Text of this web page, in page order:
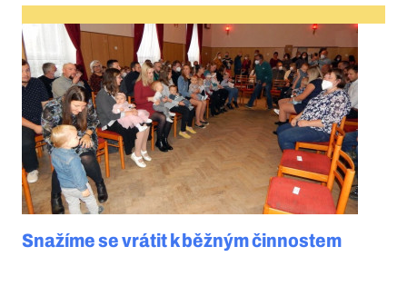
Snažíme se vrátit k běžným činnostem